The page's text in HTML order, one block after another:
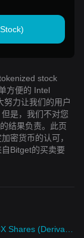
stock
方便的 Intel
力让我们的用户
是，我们不对您
结果负责。此页
密货币的认可，
Bitget的买卖要